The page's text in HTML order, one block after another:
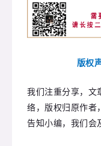
版权
我们注重分享，文
络，版权归原作者
告知小编，我们会